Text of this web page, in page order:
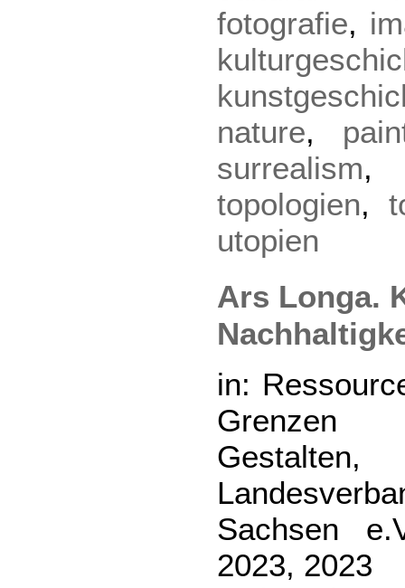
fotografie,
nature,
surrealism
topologien,
utopien
Ars Longa.
in:
Sachsen
2023, 2023